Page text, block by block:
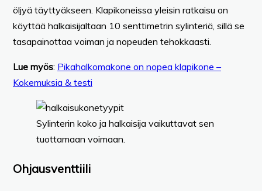
öljyä täyttyäkseen. Klapikoneissa yleisin ratkaisu on
käyttää halkaisijaltaan 10 senttimetrin sylinteriä, sillä se
tasapainottaa voiman ja nopeuden tehokkaasti.
Lue myös: Pikahalkomakone on nopea klapikone –
Kokemuksia & testi
Sylinterin koko ja halkaisija vaikuttavat sen
tuottamaan voimaan.
Ohjausventtiili